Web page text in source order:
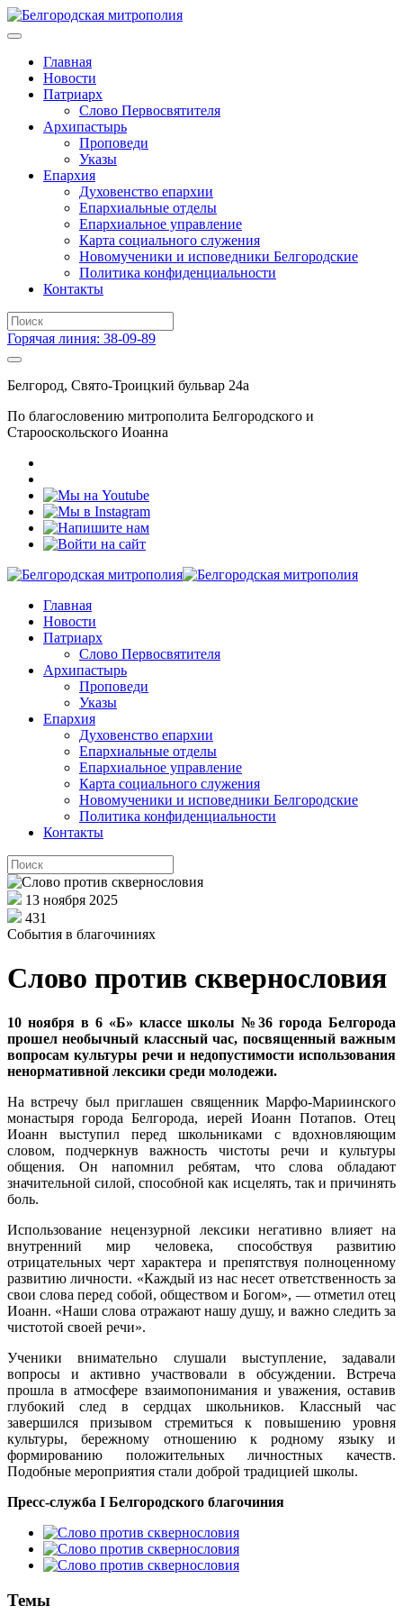
Главная
Новости
Патриарх
Слово Первосвятителя
Архипастырь
Проповеди
Указы
Епархия
Духовенство епархии
Епархиальные отделы
Епархиальное управление
Карта социального служения
Новомученики и исповедники Белгородские
Политика конфиденциальности
Контакты
Горячая линия: 38-09-89
Белгород, Свято-Троицкий бульвар 24а
По благословению митрополита Белгородского и
Старооскольского Иоанна
Главная
Новости
Патриарх
Слово Первосвятителя
Архипастырь
Проповеди
Указы
Епархия
Духовенство епархии
Епархиальные отделы
Епархиальное управление
Карта социального служения
Новомученики и исповедники Белгородские
Политика конфиденциальности
Контакты
13 ноября 2025
431
События в благочиниях
Слово против сквернословия
10 ноября в 6 «Б» классе школы №36 города Белгорода
прошел необычный классный час, посвященный важным
вопросам культуры речи и недопустимости использования
ненормативной лексики среди молодежи.
На встречу был приглашен священник Марфо-Мариинского
монастыря города Белгорода, иерей Иоанн Потапов. Отец
Иоанн выступил перед школьниками с вдохновляющим
словом, подчеркнув важность чистоты речи и культуры
общения. Он напомнил ребятам, что слова обладают
значительной силой, способной как исцелять, так и причинять
боль.
Использование нецензурной лексики негативно влияет на
внутренний мир человека, способствуя развитию
отрицательных черт характера и препятствуя полноценному
развитию личности. «Каждый из нас несет ответственность за
свои слова перед собой, обществом и Богом», — отметил отец
Иоанн. «Наши слова отражают нашу душу, и важно следить за
чистотой своей речи».
Ученики внимательно слушали выступление, задавали
вопросы и активно участвовали в обсуждении. Встреча
прошла в атмосфере взаимопонимания и уважения, оставив
глубокий след в сердцах школьников. Классный час
завершился призывом стремиться к повышению уровня
культуры, бережному отношению к родному языку и
формированию положительных личностных качеств.
Подобные мероприятия стали доброй традицией школы.
Пресс-служба I Белгородского благочиния
Темы